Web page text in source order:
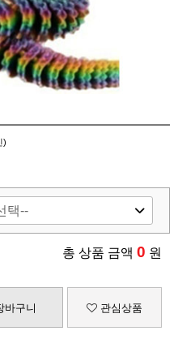
)
총 상품 금액 0 원
바구니 관심상품